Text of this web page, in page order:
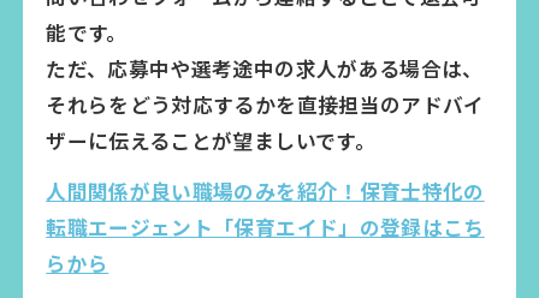
能です。
ただ、応募中や選考途中の求人がある場合は、
それらをどう対応するかを直接担当のアドバイ
ザーに伝えることが望ましいです。
人間関係が良い職場のみを紹介！保育士特化の
転職エージェント「保育エイド」の登録はこち
らから